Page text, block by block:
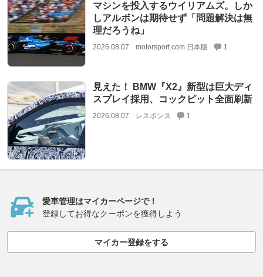
マシンを投入するウイリアムズ。しか
しアルボンは期待せず「問題解決は無
理だろうね」
2026.08.07 motorsport.com 日本版 1
見えた！ BMW『X2』新型は巨大ディ
スプレイ採用、コックピット全面刷新
2026.08.07 レスポンス 1
愛車管理はマイカーページで！
登録してお得なクーポンを獲得しよう
マイカー登録をする